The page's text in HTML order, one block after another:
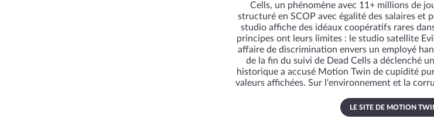
Cells, un phénomène avec 11+ millions de
structuré en SCOP avec égalité des salaires et
studio affiche des idéaux coopératifs rares
principes ont leurs limites : le studio satellite
affaire de discrimination envers un employé
de la fin du suivi de Dead Cells a déclenché
historique a accusé Motion Twin de cupidité
valeurs affichées. Sur l'environnement et la
LE SITE DE MOTION